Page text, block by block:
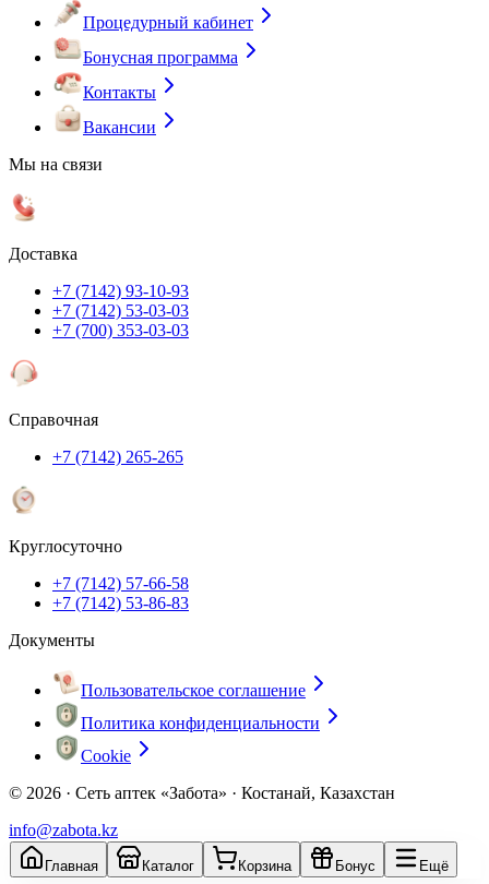
Процедурный кабинет
Бонусная программа
Контакты
Вакансии
Мы на связи
Доставка
+7 (7142) 93-10-93
+7 (7142) 53-03-03
+7 (700) 353-03-03
Справочная
+7 (7142) 265-265
Круглосуточно
+7 (7142) 57-66-58
+7 (7142) 53-86-83
Документы
Пользовательское соглашение
Политика конфиденциальности
Cookie
© 2026 · Сеть аптек «Забота» · Костанай, Казахстан
info@zabota.kz
Главная Каталог Корзина Бонус Ещё